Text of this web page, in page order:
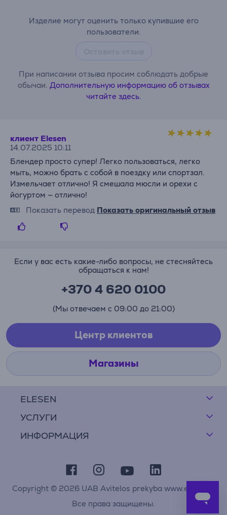
Изделие могут оценить только купившие его
пользователи.
При написании отзыва просим соблюдать добрые
обычаи. Дополнительную информацию об отзывах
читайте здесь.
клиент Elesen
14.07.2025 10:11
Блендер просто супер! Легко пользоваться, легко
мыть, можно брать с собой в поездку или спортзал.
Измельчает отлично! Я смешала мюсли и орехи с
йогуртом — отлично!
Показать перевод Показать оригинальный отзыв
ELESEN
УСЛУГИ
ИНФОРМАЦИЯ
Если у вас есть какие-либо вопросы, не стесняйтесь
обращаться к нам!
+370 4 620 0100
(Мы отвечаем с 09:00 до 21:00)
Центр клиентов
Магазины
Copyright © 2026 UAB Avitelos prekyba www.elesen.lt
Все права защищены.